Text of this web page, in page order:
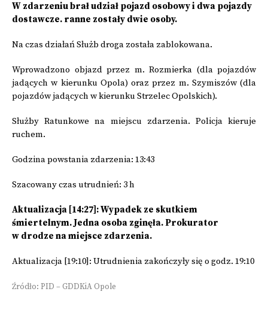
W zdarzeniu brał udział pojazd osobowy i dwa pojazdy
dostawcze. ranne zostały dwie osoby.
Na czas działań Służb droga została zablokowana.
Wprowadzono objazd przez m. Rozmierka (dla pojazdów
jadących w kierunku Opola) oraz przez m. Szymiszów (dla
pojazdów jadących w kierunku Strzelec Opolskich).
Służby Ratunkowe na miejscu zdarzenia. Policja kieruje
ruchem.
Godzina powstania zdarzenia: 13:43
Szacowany czas utrudnień: 3 h
Aktualizacja [14:27]: Wypadek ze skutkiem
śmiertelnym. Jedna osoba zginęła. Prokurator
w drodze na miejsce zdarzenia.
Aktualizacja [19:10]: Utrudnienia zakończyły się o godz. 19:10
Źródło: PID – GDDKiA Opole